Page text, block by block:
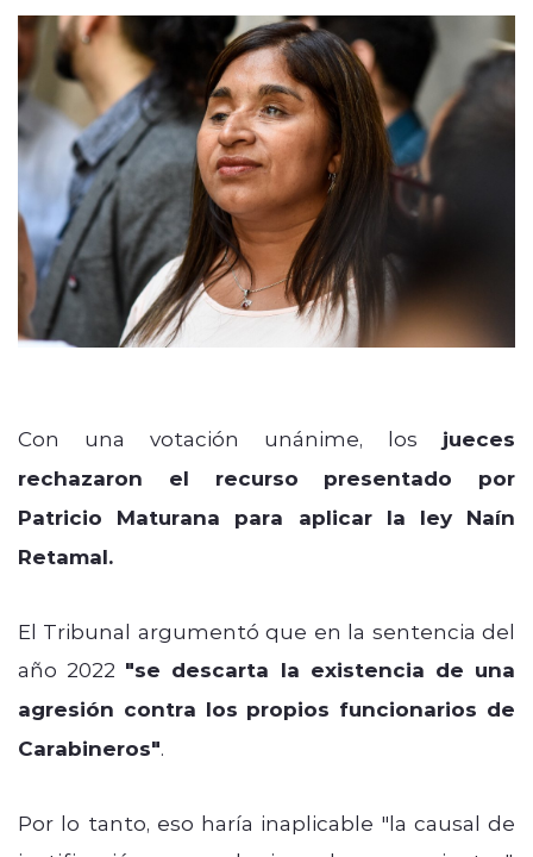
Con una votación unánime, los jueces
rechazaron el recurso presentado por
Patricio Maturana para aplicar la ley Naín
Retamal.
El Tribunal argumentó que en la sentencia del
año 2022 "se descarta la existencia de una
agresión contra los propios funcionarios de
Carabineros".
Por lo tanto, eso haría inaplicable "la causal de